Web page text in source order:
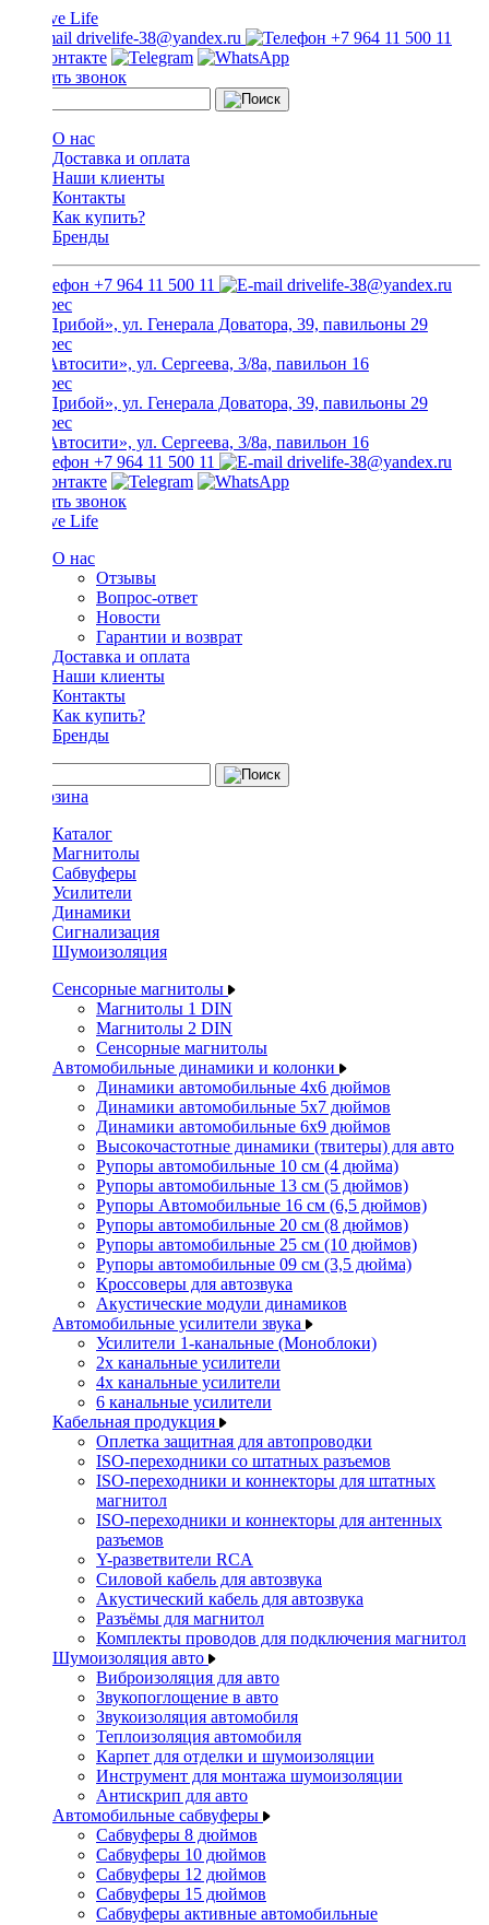
drivelife-38@yandex.ru +7 964 11 500 11
Заказать звонок
О нас
Доставка и оплата
Наши клиенты
Контакты
Как купить?
Бренды
+7 964 11 500 11 drivelife-38@yandex.ru
ТЦ «Прибой», ул. Генерала Доватора, 39, павильоны 29
ТЦ «Автосити», ул. Сергеева, 3/8а, павильон 16
ТЦ «Прибой», ул. Генерала Доватора, 39, павильоны 29
ТЦ «Автосити», ул. Сергеева, 3/8а, павильон 16
+7 964 11 500 11
drivelife-38@yandex.ru
Заказать звонок
О нас
Отзывы
Вопрос-ответ
Новости
Гарантии и возврат
Доставка и оплата
Наши клиенты
Контакты
Как купить?
Бренды
Каталог
Магнитолы
Сабвуферы
Усилители
Динамики
Сигнализация
Шумоизоляция
Сенсорные магнитолы
Магнитолы 1 DIN
Магнитолы 2 DIN
Сенсорные магнитолы
Автомобильные динамики и колонки
Динамики автомобильные 4x6 дюймов
Динамики автомобильные 5x7 дюймов
Динамики автомобильные 6x9 дюймов
Высокочастотные динамики (твитеры) для авто
Рупоры автомобильные 10 см (4 дюйма)
Рупоры автомобильные 13 см (5 дюймов)
Рупоры Автомобильные 16 см (6,5 дюймов)
Рупоры автомобильные 20 см (8 дюймов)
Рупоры автомобильные 25 см (10 дюймов)
Рупоры автомобильные 09 см (3,5 дюйма)
Кроссоверы для автозвука
Акустические модули динамиков
Автомобильные усилители звука
Усилители 1-канальные (Моноблоки)
2х канальные усилители
4х канальные усилители
6 канальные усилители
Кабельная продукция
Оплетка защитная для автопроводки
ISO-переходники со штатных разъемов
ISO-переходники и коннекторы для штатных
магнитол
ISO-переходники и коннекторы для антенных
разъемов
Y-разветвители RCA
Силовой кабель для автозвука
Акустический кабель для автозвука
Разъёмы для магнитол
Комплекты проводов для подключения магнитол
Шумоизоляция авто
Виброизоляция для авто
Звукопоглощение в авто
Звукоизоляция автомобиля
Теплоизоляция автомобиля
Карпет для отделки и шумоизоляции
Инструмент для монтажа шумоизоляции
Антискрип для авто
Автомобильные сабвуферы
Сабвуферы 8 дюймов
Сабвуферы 10 дюймов
Сабвуферы 12 дюймов
Сабвуферы 15 дюймов
Сабвуферы активные автомобильные